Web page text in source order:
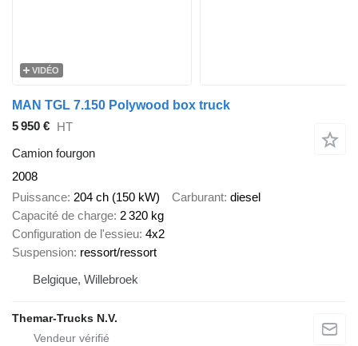
VIDÉO
MAN TGL 7.150 Polywood box truck
5 950 € HT
Camion fourgon
2008
Puissance 204 ch (150 kW) Carburant diesel
Capacité de charge 2 320 kg
Configuration de l'essieu 4x2
Suspension ressort/ressort
Belgique, Willebroek
Themar-Trucks N.V.